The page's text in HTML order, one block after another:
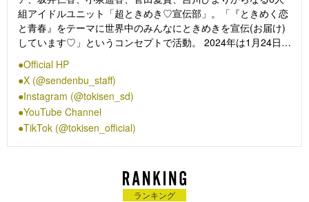
組アイドルユニット「超ときめき♡宣伝部」。「『ときめく恋
と青春』をテーマに世界中のみんなにときめきを宣伝(お届け)
しています♡」というコンセプトで活動。 2024年は1月24日
(土)28日(日)には神奈川・横浜アリーナでワンマンライブ
2DAYSを開催した。その後、「ときめく恋と青春」に収録され
ているコレサワの提供曲「最上級にかわいいの！」がTikTok上
でヒット。7月から9月にかけてインドネシア・ジャカルタと韓
国・ソウルでの海外公演を含むライブツアーを開催し、12月4
日にニューアルバム「ときめきルールブック」をリリースし
躍進が続く中、12月28日に埼玉・さいたまスーパーアリーナで
ワンマンライブを開催。
Official HP
X (@sendenbu_staff)
Instagram (@tokisen_sd)
YouTube Channel
TikTok (@tokisen_official)
ランキング